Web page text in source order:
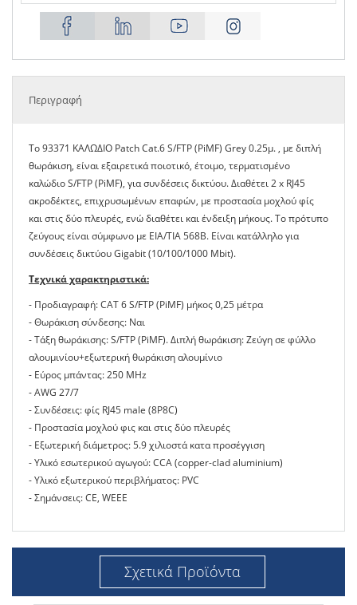
Περιγραφή
Το 93371 ΚΑΛΩΔΙΟ Patch Cat.6 S/FTP (PiMF) Grey 0.25μ. , με διπλή
θωράκιση, είναι εξαιρετικά ποιοτικό, έτοιμο, τερματισμένο
καλώδιο S/FTP (PiMF), για συνδέσεις δικτύου. Διαθέτει 2 x RJ45
ακροδέκτες, επιχρυσωμένων επαφών, με προστασία μοχλού φίς
και στις δύο πλευρές, ενώ διαθέτει και ένδειξη μήκους. Το πρότυπο
ζεύγους είναι σύμφωνο με EIA/TIA 568B. Είναι κατάλληλο για
συνδέσεις δικτύου Gigabit (10/100/1000 Mbit).
Τεχνικά χαρακτηριστικά:
- Προδιαγραφή: CAT 6 S/FTP (PiMF) μήκος 0,25 μέτρα
- Θωράκιση σύνδεσης: Ναι
- Τάξη θωράκισης: S/FTP (PiMF). Διπλή θωράκιση: Ζεύγη σε φύλλο
αλουμινίου+εξωτερική θωράκιση αλουμίνιο
- Εύρος μπάντας: 250 MHz
- AWG 27/7
- Συνδέσεις: φίς RJ45 male (8P8C)
- Προστασία μοχλού φις και στις δύο πλευρές
- Εξωτερική διάμετρος: 5.9 χιλιοστά κατα προσέγγιση
- Υλικό εσωτερικού αγωγού: CCA (copper-clad aluminium)
- Υλικό εξωτερικού περιβλήματος: ΡVC
- Σημάνσεις: CE, WEEE
Σχετικά Προϊόντα